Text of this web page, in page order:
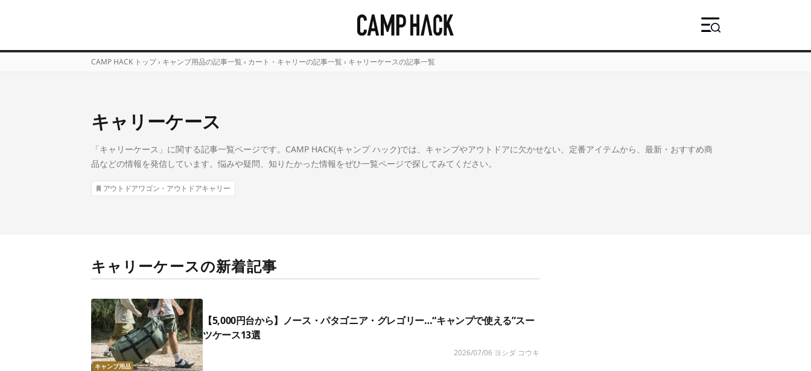
CAMP HACK トップ › キャンプ用品の記事一覧 › カート・キャリーの記事一覧 › キャリーケースの記事一覧
キャリーケース
「キャリーケース」に関する記事一覧ページです。CAMP HACK(キャンプ ハック)では、キャンプやアウトドアに欠かせない、定番アイテムから、最新・おすすめ商
品などの情報を発信しています。悩みや疑問、知りたかった情報をぜひ一覧ページで探してみてください。
アウトドアワゴン・アウトドアキャリー
キャリーケースの新着記事
キャンプ用品
【5,000円台から】ノース・パタゴニア・グレゴリー…“キャンプで使える”スー
ツケース13選
2026/07/06 ヨシダ コウキ